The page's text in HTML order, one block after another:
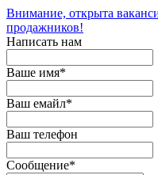
Внимание, открыта
продажников!
Написать нам
Ваше имя*
Ваш емайл*
Ваш телефон
Сообщение*